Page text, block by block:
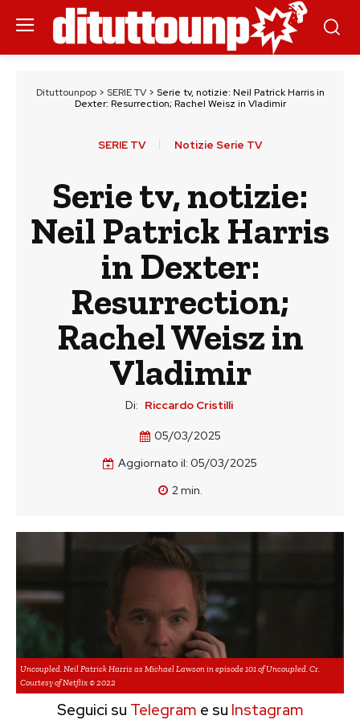
Dituttounpop> SERIE TV> Serie tv, notizie: Neil Patrick Harris in
Dexter: Resurrection; Rachel Weisz in Vladimir
SERIE TV Notizie Serie TV
Serie tv, notizie:
Neil Patrick Harris
in Dexter:
Resurrection;
Rachel Weisz in
Vladimir
Di: Riccardo Cristilli
05/03/2025
Aggiornato il: 05/03/2025
2min.
Uncoupled. Neil Patrick Harris as Michael Lawson in episode 101 of Uncoupled. Cr.
Courtesy of Netflix © 2022
Seguici su Telegram e su Instagram